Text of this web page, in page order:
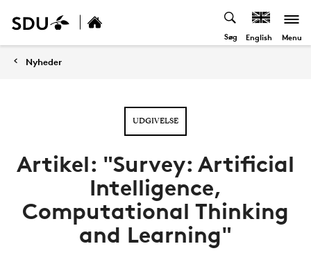
Søg English Menu
Nyheder
UDGIVELSE
Artikel: "Survey: Artificial
Intelligence,
Computational Thinking
and Learning"